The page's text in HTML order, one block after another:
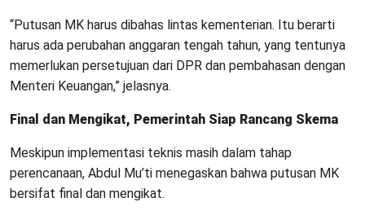
“Putusan MK harus dibahas lintas kementerian. Itu berarti
harus ada perubahan anggaran tengah tahun, yang tentunya
memerlukan persetujuan dari DPR dan pembahasan dengan
Menteri Keuangan,” jelasnya.
Final dan Mengikat, Pemerintah Siap Rancang Skema
Meskipun implementasi teknis masih dalam tahap
perencanaan, Abdul Mu’ti menegaskan bahwa putusan MK
bersifat final dan mengikat.